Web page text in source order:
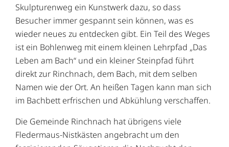
Skulpturenweg ein Kunstwerk dazu, so dass
Besucher immer gespannt sein können, was es
wieder neues zu entdecken gibt. Ein Teil des Weges
ist ein Bohlenweg mit einem kleinen Lehrpfad „Das
Leben am Bach“ und ein kleiner Steinpfad führt
direkt zur Rinchnach, dem Bach, mit dem selben
Namen wie der Ort. An heißen Tagen kann man sich
im Bachbett erfrischen und Abkühlung verschaffen.
Die Gemeinde Rinchnach hat übrigens viele
Fledermaus-Nistkästen angebracht um den